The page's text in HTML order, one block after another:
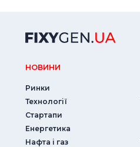
НОВИНИ
Ринки
Технології
Стартапи
Енергетика
Нафта і газ